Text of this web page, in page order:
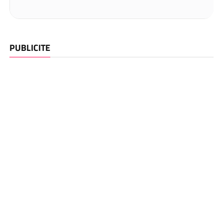
PUBLICITE